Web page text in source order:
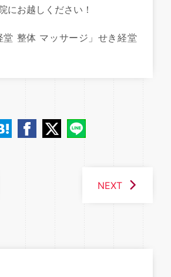
にお越しください！
堂 整体 マッサージ」せき経堂
NEXT